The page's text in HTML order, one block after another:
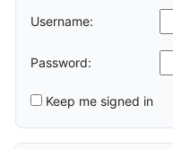
Username:
Password:
Keep me signed in